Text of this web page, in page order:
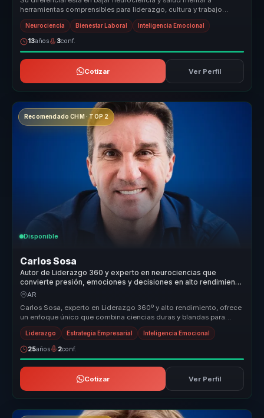
herramientas comprensibles para liderazgo, cultura y trabajo
diario. Convierte...
Neurociencia Bienestar Laboral Inteligencia Emocional
13años 3conf.
Cotizar Ver Perfil
Recomendado CHM · TOP 2
Disponible
Carlos Sosa
Autor de Liderazgo 360 y experto en neurociencias que
convierte presión, emociones y decisiones en alto rendimiento
para líderes y equipos.
AR
Carlos Sosa, experto en Liderazgo 360º y alto rendimiento, ofrece
un enfoque único que combina ciencias duras y blandas para
optimizar la...
Liderazgo Estrategia Empresarial Inteligencia Emocional
25años 2conf.
Cotizar Ver Perfil